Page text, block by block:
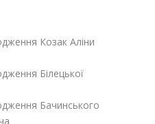
Козак Аліни
Білецької
Бачинського